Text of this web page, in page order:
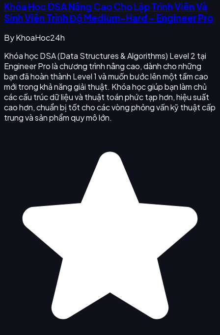
Khóa Học DSA Nâng Cao Cho Lập Trình Viên Và
Sinh Viên Trình Độ Medium-Hard - Engineer Pro
ByKhoaHoc24h
Khóa học DSA (Data Structures & Algorithms) Level 2 tại
Engineer Pro là chương trình nâng cao, dành cho những
bạn đã hoàn thành Level 1 và muốn bước lên một tầm cao
mới trong khả năng giải thuật. Khóa học giúp bạn làm chủ
các cấu trúc dữ liệu và thuật toán phức tạp hơn, hiệu suất
cao hơn, chuẩn bị tốt cho các vòng phỏng vấn kỹ thuật cấp
trung và sản phẩm quy mô lớn.